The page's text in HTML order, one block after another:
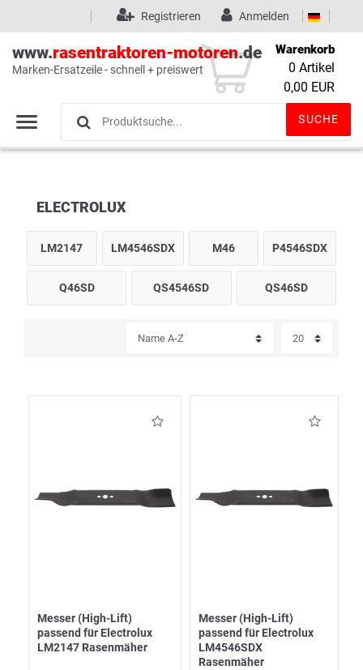
Wunschliste (0)
Anmelden
Registrieren
www.rasentraktoren-motoren.de
Marken-Ersatzeile - schnell + preiswert
SUCHE
Warenkorb
0 Artikel
0,00 EUR
ELECTROLUX
LM2147 LM4546SDX M46 P4546SDX
Q46SD QS4546SD QS46SD
Messer (High-Lift)
passend für Electrolux
LM2147 Rasenmäher
Messer (High-Lift)
passend für Electrolux
LM4546SDX
Rasenmäher